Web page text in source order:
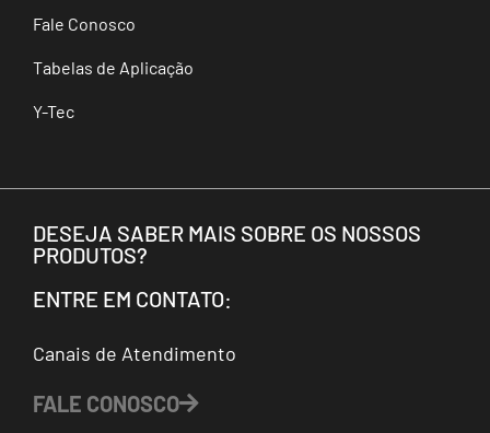
Fale Conosco
Tabelas de Aplicação
Y-Tec
DESEJA SABER MAIS SOBRE OS NOSSOS
PRODUTOS?
ENTRE EM CONTATO:
Canais de Atendimento
FALE CONOSCO